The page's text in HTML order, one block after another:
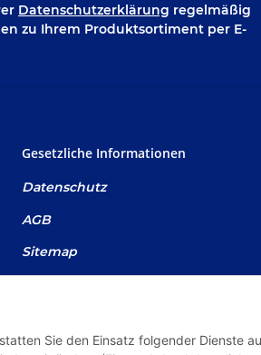
Sie den Einsatz folgender Dienste
Datenschutzerklärung regelmäßig
zu Ihrem Produktsortiment per E-
Gesetzliche Informationen
Datenschutz
AGB
Sitemap
Widerrufsrecht